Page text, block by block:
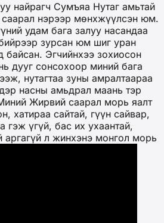
найрагч Сумъяа Нутаг амьтай
нэрээр мөнхжүүлсэн юм.
удам бага залуу насандаа
зурсан юм шиг уран
байсан. Эгчийнхээ зохиосон
дууг сонсохоор миний бага
нутагтаа зуны амралтаараа
насны амьдрал маань тэр
Жирвий саарал морь яалт
хатираа сайтай, гүүн сайвар,
гэж үгүй, бас их ухаантай,
аргагүй л жинхэнэ монгол морь